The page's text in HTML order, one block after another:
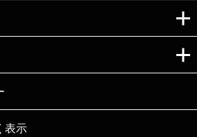
表示
nobiru All right reserved.